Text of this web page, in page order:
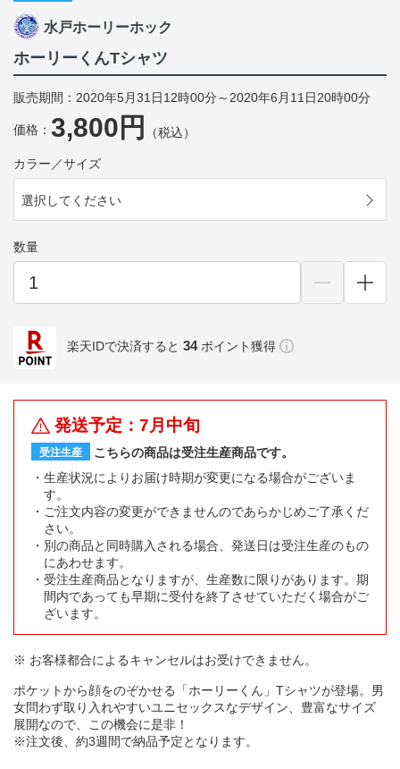
水戸ホーリーホック
ホーリーくんTシャツ
販売期間：2020年5月31日12時00分～2020年6月11日20時00分
価格： 3,800円 （税込）
カラー／サイズ
選択してください
数量
楽天IDで決済すると 34 ポイント獲得
発送予定：7月中旬
受注生産
こちらの商品は受注生産商品です。
生産状況によりお届け時期が変更になる場合がございま
す。
ご注文内容の変更ができませんのであらかじめご了承くだ
さい。
別の商品と同時購入される場合、発送日は受注生産のもの
にあわせます。
受注生産商品となりますが、生産数に限りがあります。期
間内であっても早期に受付を終了させていただく場合がご
ざいます。
※ お客様都合によるキャンセルはお受けできません。
ポケットから顔をのぞかせる「ホーリーくん」Tシャツが登場。男
女問わず取り入れやすいユニセックスなデザイン、豊富なサイズ
展開なので、この機会に是非！
※注文後、約3週間で納品予定となります。